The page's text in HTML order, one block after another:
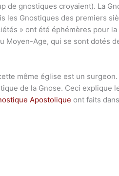
de gnostiques croyaient). La
les Gnostiques des premiers
» ont été éphémères pour
Moyen-Age, qui se sont dotés
même église est un
de la Gnose. Ceci explique
Apostolique ont faits dans